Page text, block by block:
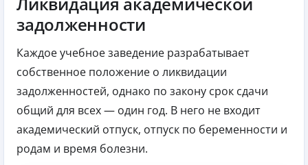
задолженности
Каждое учебное заведение разрабатывает
собственное положение о ликвидации
задолженностей, однако по закону срок сдачи
общий для всех — один год. В него не входит
академический отпуск, отпуск по беременности и
родам и время болезни.